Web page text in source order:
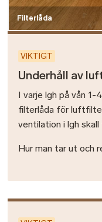
Filterlåda
VIKTIGT
Underhåll av
I varje lgh på vån 1-
filterlåda för
ventilation i lgh skall
Hur man tar ut och